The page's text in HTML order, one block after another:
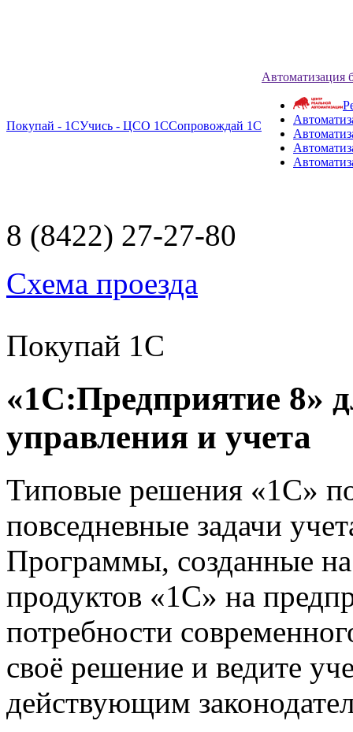
Покупай - 1СУчись - ЦСО 1ССопровождай 1С
Автоматизация
8 (8422) 27-27-80
Схема проезда
Покупай 1С
«1С:Предприятие 8»
управления и учета
Типовые решения «1С»
повседневные задачи
Программы, созданные
продуктов «1С» на
потребности
своё решение и ведите
действующим